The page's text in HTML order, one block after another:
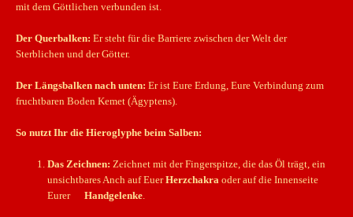
mit dem Göttlichen verbunden ist.
Der Querbalken: Er steht für die Barriere zwischen der Welt der
Sterblichen und der Götter.
Der Längsbalken nach unten: Er ist Eure Erdung, Eure Verbindung zum
fruchtbaren Boden Kemet (Ägyptens).
So nutzt Ihr die Hieroglyphe beim Salben:
Das Zeichnen: Zeichnet mit der Fingerspitze, die das Öl trägt, ein
unsichtbares Anch auf EuerHerzchakra oder auf die Innenseite
Eurer Handgelenke.